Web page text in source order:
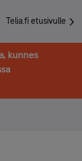
Telia.fi etusivulle
kunnes